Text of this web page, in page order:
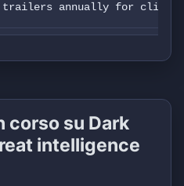
trailers annually for clients
corso su Dark
intelligence